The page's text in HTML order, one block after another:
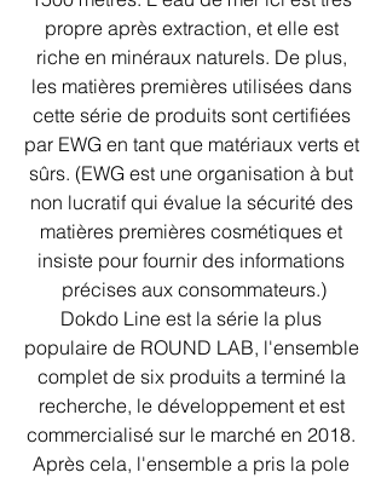
propre après extraction, et elle est
riche en minéraux naturels. De plus,
les matières premières utilisées dans
cette série de produits sont certifiées
par EWG en tant que matériaux verts et
sûrs. (EWG est une organisation à but
non lucratif qui évalue la sécurité des
matières premières cosmétiques et
insiste pour fournir des informations
précises aux consommateurs.)
Dokdo Line est la série la plus
populaire de ROUND LAB, l'ensemble
complet de six produits a terminé la
recherche, le développement et est
commercialisé sur le marché en 2018.
Après cela, l'ensemble a pris la pole